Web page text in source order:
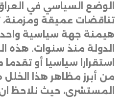
الوضع السياسي في
تناقضات عميقة
هيمنة جهة سياسية
الدولة منذ سنوات. هذه
استقرارا سياسيا أو
من أبرز مظاهر هذا
المستشري، حيث نلاحظ